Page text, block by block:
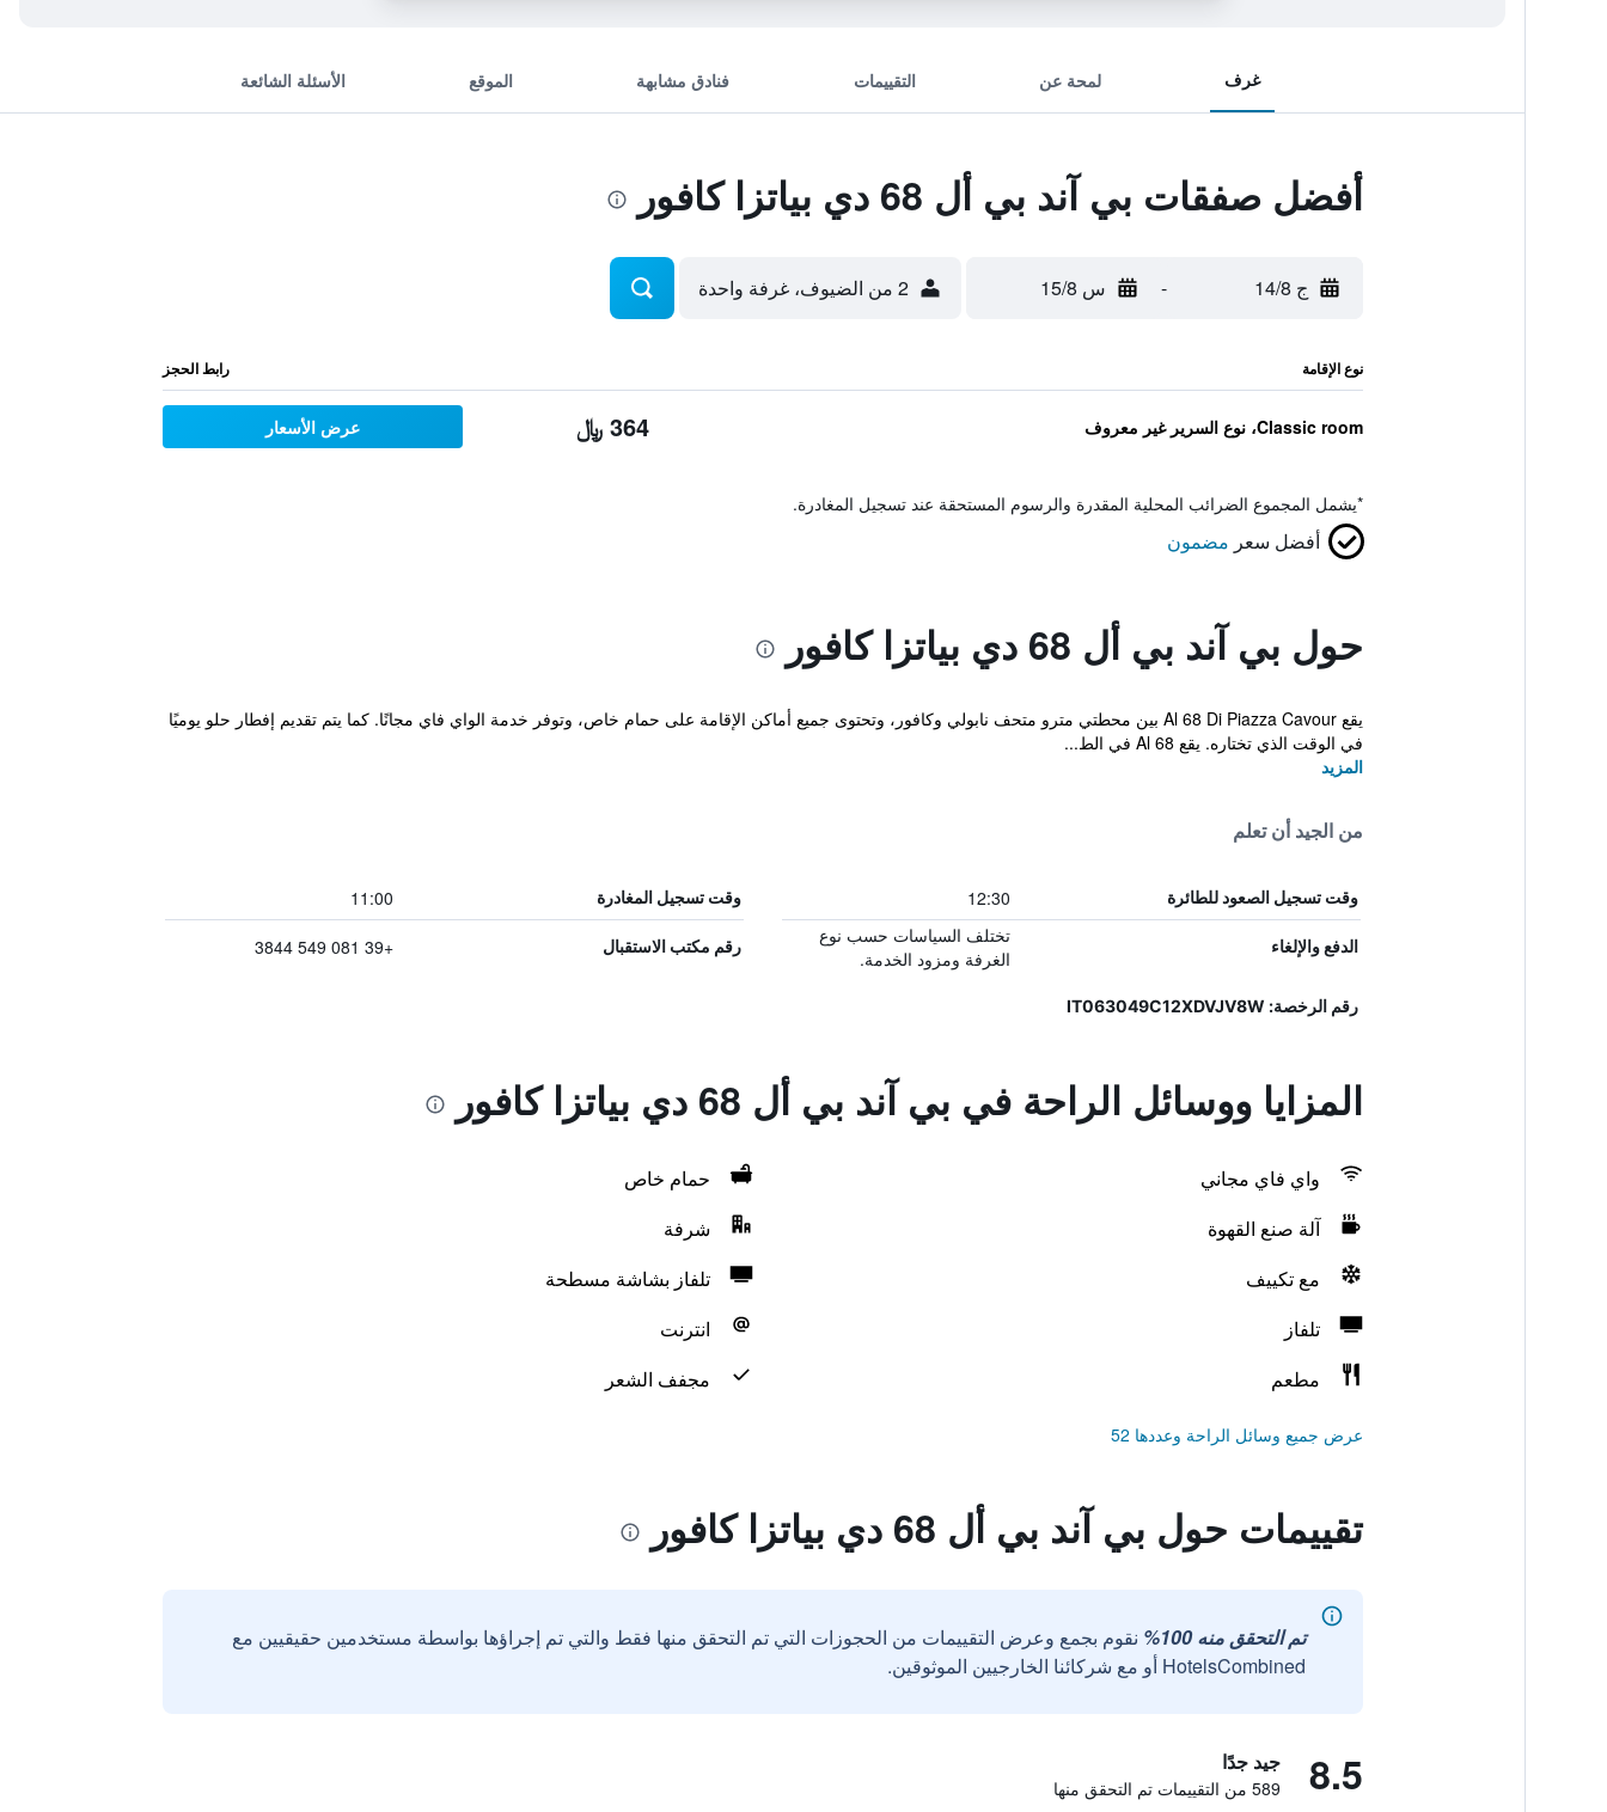
غرف لمحة عن التقييمات فنادق مشابهة الموقع الأسئلة الشائعة
أفضل صفقات بي آند بي أل 68 دي بياتزا كافور
ج 14/8 - س 15/8 2 من الضيوف، غرفة واحدة
نوع الإقامة رابط الحجز
Classic room، نوع السرير غير معروف 364 ﷼ عرض الأسعار
*يشمل المجموع الضرائب المحلية المقدرة والرسوم المستحقة عند تسجيل المغادرة.
أفضل سعر مضمون
حول بي آند بي أل 68 دي بياتزا كافور
يقع Al 68 Di Piazza Cavour بين محطتي مترو متحف نابولي وكافور، وتحتوى جميع أماكن الإقامة على حمام خاص، وتوفر خدمة الواي فاي مجانًا. كما يتم تقديم إفطار حلو يوميًا
في الوقت الذي تختاره. يقع Al 68 في الط...
المزيد
من الجيد أن تعلم
وقت تسجيل الصعود للطائرة 12:30 وقت تسجيل المغادرة 11:00
الدفع والإلغاء
تختلف السياسات حسب نوع
الغرفة ومزود الخدمة.
رقم مكتب الاستقبال +39 081 549 3844
رقم الرخصة: IT063049C12XDVJV8W
المزايا ووسائل الراحة في بي آند بي أل 68 دي بياتزا كافور
واي فاي مجاني
حمام خاص
آلة صنع القهوة
شرفة
مع تكييف
تلفاز بشاشة مسطحة
تلفاز
انترنت
مطعم
مجفف الشعر
عرض جميع وسائل الراحة وعددها 52
تقييمات حول بي آند بي أل 68 دي بياتزا كافور
تم التحقق منه 100%
نقوم بجمع وعرض التقييمات من الحجوزات التي تم التحقق منها فقط والتي تم إجراؤها بواسطة مستخدمين حقيقيين مع
HotelsCombined أو مع شركائنا الخارجيين الموثوقين.
8.5 جيد جدًا
589 من التقييمات تم التحقق منها